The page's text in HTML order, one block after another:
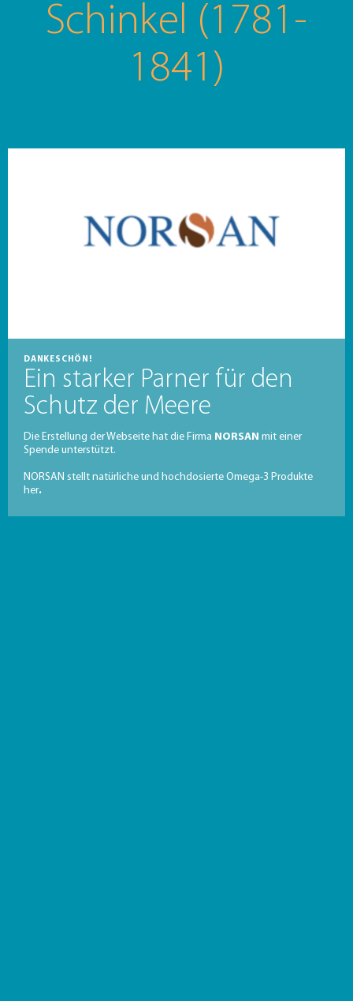
Schinkel (1781-
1841)
DANKESCHÖN!
Ein starker Parner für den
Schutz der Meere
Die Erstellung der Webseite hat die Firma NORSAN mit einer
Spende unterstützt.
NORSAN stellt natürliche und hochdosierte Omega-3 Produkte
her.